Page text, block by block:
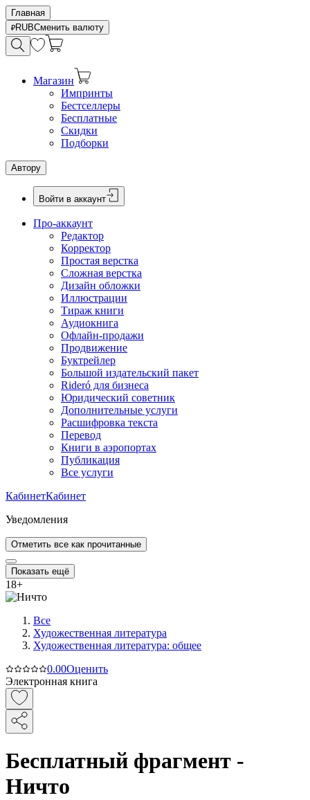
Главная
RUBСменить валюту
Магазин
Импринты
Бестселлеры
Бесплатные
Скидки
Подборки
Автору
Войти в аккаунт
Про-аккаунт
Редактор
Корректор
Простая верстка
Сложная верстка
Дизайн обложки
Иллюстрации
Тираж книги
Аудиокнига
Офлайн-продажи
Продвижение
Буктрейлер
Большой издательский пакет
Rideró для бизнеса
Юридический советник
Дополнительные услуги
Расшифровка текста
Перевод
Книги в аэропортах
Публикация
Все услуги
КабинетКабинет
Уведомления
Отметить все как прочитанные
Показать ещё
18+
Все
Художественная литература
Художественная литература: общее
0.00Оценить
Электронная книга
Бесплатный фрагмент -
Ничто